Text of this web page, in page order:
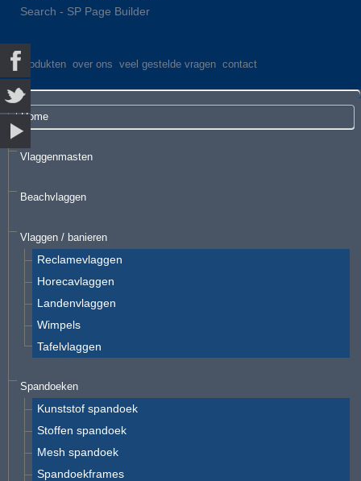
Search - SP Page Builder
produkten over ons veel gestelde vragen contact
Home
Vlaggenmasten
Beachvlaggen
Vlaggen / banieren
Reclamevlaggen
Horecavlaggen
Landenvlaggen
Wimpels
Tafelvlaggen
Spandoeken
Kunststof spandoek
Stoffen spandoek
Mesh spandoek
Spandoekframes